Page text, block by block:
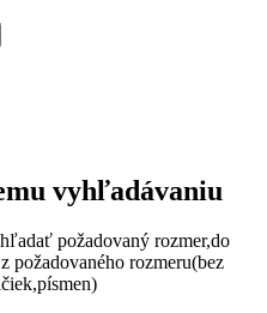
vyhľadávaniu
požadovaný rozmer,do
požadovaného rozmeru(bez